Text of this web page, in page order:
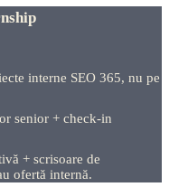
interne SEO 365, nu pe
senior + check-in
+ scrisoare de
ofertă internă.